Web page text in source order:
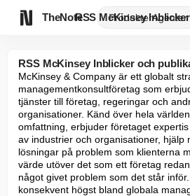
TheNote ProdukterAgenter
RSS McKinsey
RSS McKinsey Inblicker och
McKinsey & Company är ett globalt
managementkonsultföretag som
tjänster till företag, regeringar och
organisationer. Känd över hela
omfattning, erbjuder företaget
av industrier och organisationer, hjälp
lösningar på problem som klienterna
värde utöver det som ett företag
något givet problem som det står
konsekvent högst bland globala